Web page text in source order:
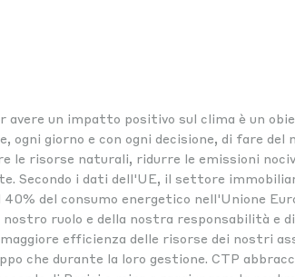
avere un impatto positivo sul clima è un
ogni giorno e con ogni decisione, di fare del
le risorse naturali, ridurre le emissioni
Secondo i dati dell'UE, il settore
del consumo energetico nell'Unione
nostro ruolo e della nostra responsabilità e
efficienza delle risorse dei nostri
che durante la loro gestione. CTP